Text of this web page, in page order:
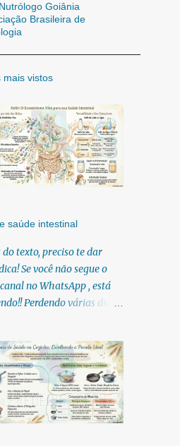
Goiânia
Brasileira de
mais vistos
saúde intestinal
do texto, preciso te dar
Se você não segue o
no WhatsApp , está
Perdendo várias dicas,
o link para
dos meus e-books.
clique no link:
whatsapp.com/channel/0